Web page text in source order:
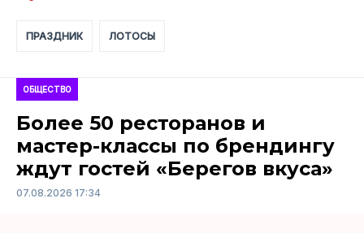
ПРАЗДНИК ЛОТОСЫ
ОБЩЕСТВО
Более 50 ресторанов и
мастер-классы по брендингу
ждут гостей «Берегов вкуса»
07.08.2026 17:34